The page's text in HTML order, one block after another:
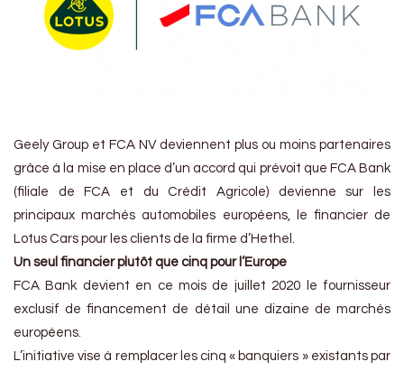
Geely Group et FCA NV deviennent plus ou moins partenaires
grâce à la mise en place d’un accord qui prévoit que FCA Bank
(filiale de FCA et du Crédit Agricole) devienne sur les
principaux marchés automobiles européens, le financier de
Lotus Cars pour les clients de la firme d’Hethel.
Un seul financier plutôt que cinq pour l’Europe
FCA Bank devient en ce mois de juillet 2020 le fournisseur
exclusif de financement de détail une dizaine de marchés
européens.
L’initiative vise à remplacer les cinq « banquiers » existants par